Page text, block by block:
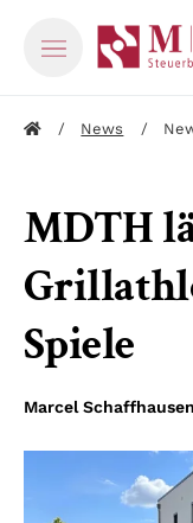
News
MDTH
Spiele
Marcel